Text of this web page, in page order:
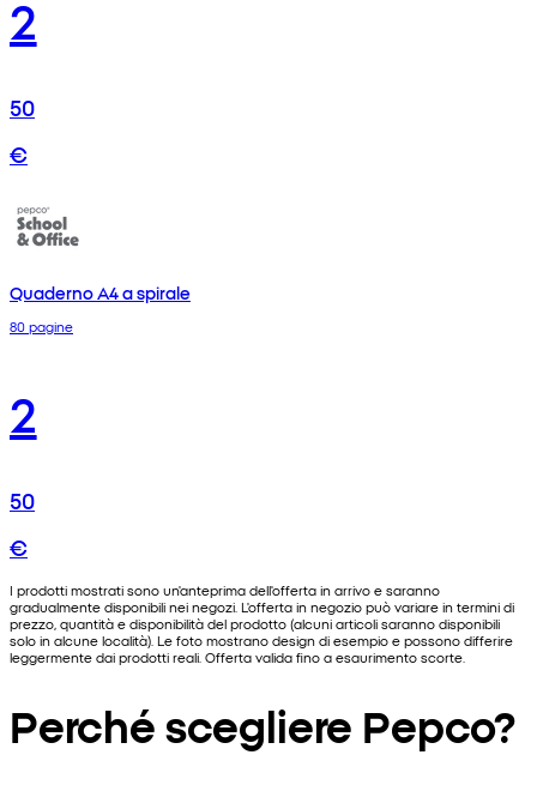
2
50
€
Quaderno A4 a spirale
80 pagine
2
50
€
I prodotti mostrati sono un'anteprima dell'offerta in arrivo e saranno
gradualmente disponibili nei negozi. L'offerta in negozio può variare in termini di
prezzo, quantità e disponibilità del prodotto (alcuni articoli saranno disponibili
solo in alcune località). Le foto mostrano design di esempio e possono differire
leggermente dai prodotti reali. Offerta valida fino a esaurimento scorte.
Perché scegliere Pepco?